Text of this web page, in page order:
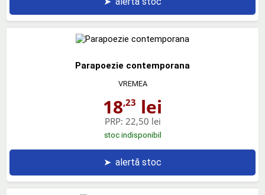
Parapoezie contemporana
VREMEA
18,23 lei
PRP: 22,50 lei
stoc indisponibil
➤ alertă stoc